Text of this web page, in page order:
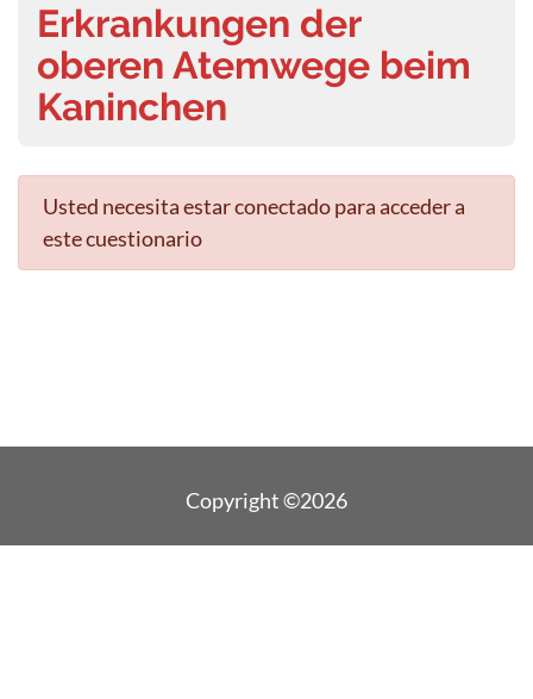
Erkrankungen der
oberen Atemwege beim
Kaninchen
Usted necesita estar conectado para acceder a
este cuestionario
Copyright ©2026